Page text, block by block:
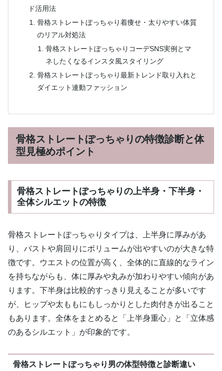
ド活用法
骨格ストレートぽっちゃり着痩せ・太りやすい体質
のリアル対処法
骨格ストレートぽっちゃりコーデSNS実例とマ
ネしたくなるインスタ風スタイリング
骨格ストレートぽっちゃり最新トレンド取り入れと
ダイエット連動ファッション
骨格ストレートぽっちゃりの特徴診断と体
型見極めポイント
骨格ストレートぽっちゃりの上半身・下半身・
全体シルエットの特徴
骨格ストレートぽっちゃりタイプは、上半身に厚みがあ
り、バストや肩回りにボリュームが出やすいのが大きな特
徴です。ウエストの位置が高く、全体的に直線的なライン
を持ちながらも、体に厚みや丸みが加わりやすい傾向があ
ります。下半身は比較的すっきり見えることが多いです
が、ヒップや太ももにもしっかりとした肉付きが出ること
もあります。全体をまとめると「上半身重心」と「立体感
のあるシルエット」が印象的です。
骨格ストレートぽっちゃり男の体型特徴と診断違い